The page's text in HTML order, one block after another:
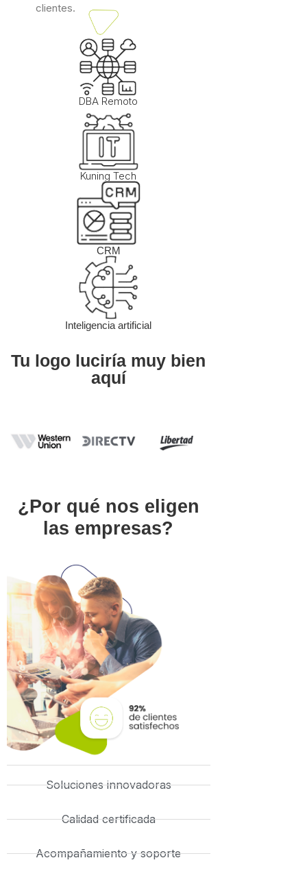
clientes.
DBA Remoto
Kuning Tech
CRM
Inteligencia artificial
Tu logo luciría muy bien
aquí
¿Por qué nos eligen
las empresas?
Soluciones innovadoras
Calidad certificada
Acompañamiento y soporte